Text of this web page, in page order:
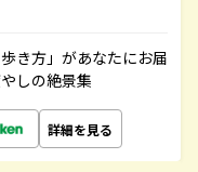
き方」があなたにお届
しの絶景集
詳細を見る